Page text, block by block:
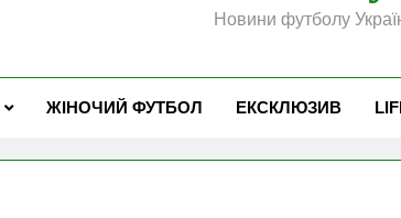
Новини футболу
ЖІНОЧИЙ ФУТБОЛ ЕКСКЛЮЗИВ